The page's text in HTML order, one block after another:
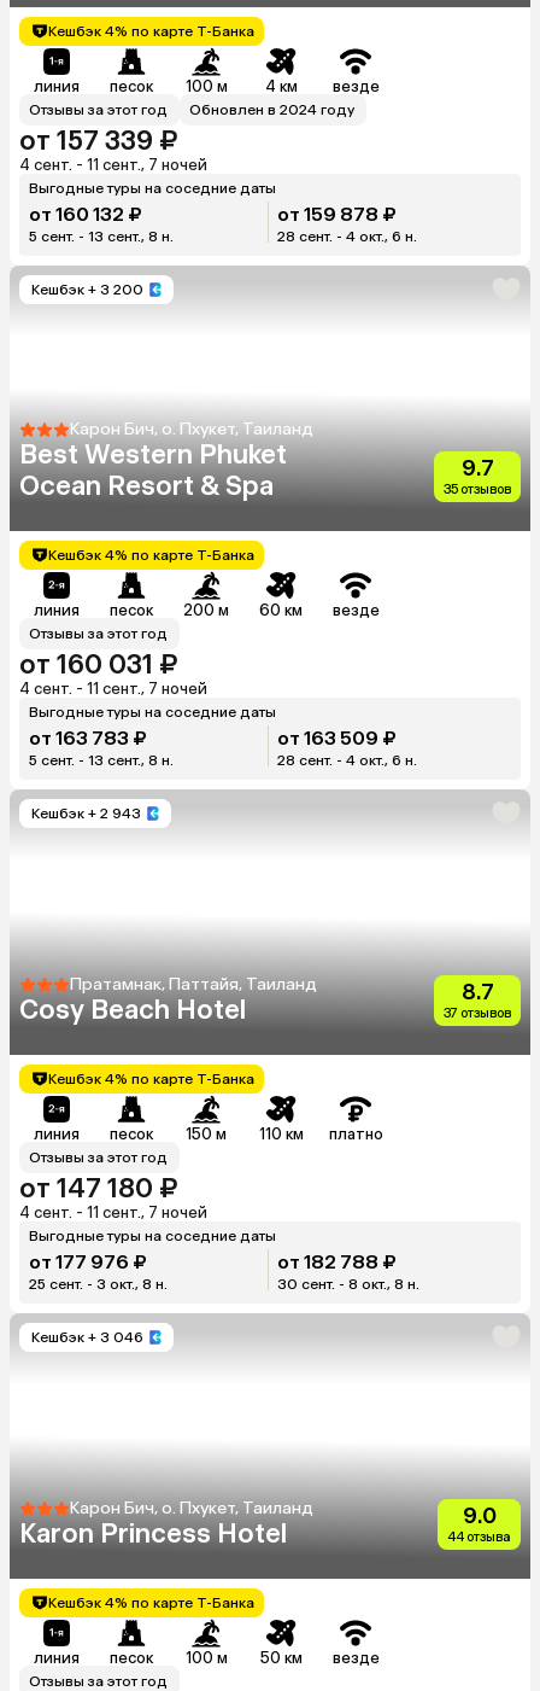
Кешбэк 4% по карте Т-Банка
линия песок 100 м 4 км везде
Отзывы за этот год Обновлен в 2024 году
от 157 339 ₽
4 сент. - 11 сент., 7 ночей
Выгодные туры на соседние даты
от 160 132 ₽
5 сент. - 13 сент., 8 н.
от 159 878 ₽
28 сент. - 4 окт., 6 н.
Кешбэк + 3 200
Карон Бич, о. Пхукет, Таиланд
Best Western Phuket
Ocean Resort & Spa
9.7
35 отзывов
Кешбэк 4% по карте Т-Банка
линия песок 200 м 60 км везде
Отзывы за этот год
от 160 031 ₽
4 сент. - 11 сент., 7 ночей
Выгодные туры на соседние даты
от 163 783 ₽
5 сент. - 13 сент., 8 н.
от 163 509 ₽
28 сент. - 4 окт., 6 н.
Кешбэк + 2 943
Пратамнак, Паттайя, Таиланд
Cosy Beach Hotel
8.7
37 отзывов
Кешбэк 4% по карте Т-Банка
линия песок 150 м 110 км платно
Отзывы за этот год
от 147 180 ₽
4 сент. - 11 сент., 7 ночей
Выгодные туры на соседние даты
от 177 976 ₽
25 сент. - 3 окт., 8 н.
от 182 788 ₽
30 сент. - 8 окт., 8 н.
Кешбэк + 3 046
Карон Бич, о. Пхукет, Таиланд
Karon Princess Hotel
9.0
44 отзыва
Кешбэк 4% по карте Т-Банка
линия песок 100 м 50 км везде
Отзывы за этот год